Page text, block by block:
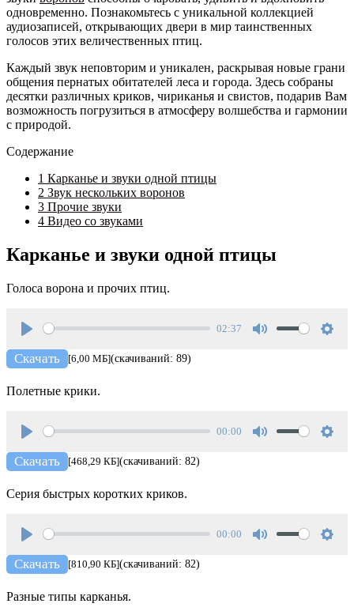
одновременно. Познакомьтесь с уникальной коллекцией
аудиозаписей, открывающих двери в мир таинственных
голосов этих величественных птиц.
Каждый звук неповторим и уникален, раскрывая новые грани
общения пернатых обитателей леса и города. Здесь собраны
десятки различных криков, чириканья и свистов, подарив Вам
возможность погрузиться в атмосферу волшебства и гармонии
с природой.
Содержание
1 Карканье и звуки одной птицы
2 Звук нескольких воронов
3 Прочие звуки
4 Видео со звуками
Карканье и звуки одной птицы
Голоса ворона и прочих птиц.
Play
02:37
Скачать [6,00 МБ](скачиваний: 89)
Полетные крики.
Play
00:00
Скачать [468,29 КБ](скачиваний: 82)
Серия быстрых коротких криков.
Play
00:00
Скачать [810,90 КБ](скачиваний: 82)
Разные типы карканья.